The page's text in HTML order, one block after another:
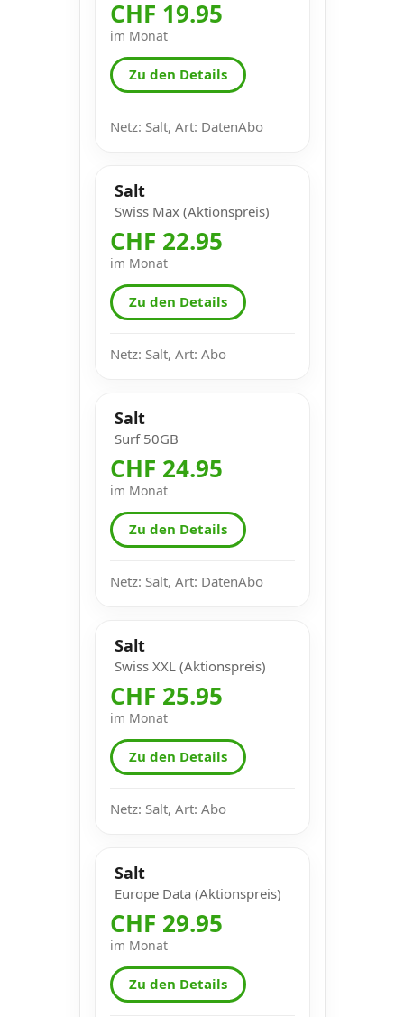
CHF 19.95
im Monat
Zu den Details
Netz: Salt, Art: DatenAbo
Salt
Swiss Max (Aktionspreis)
CHF 22.95
im Monat
Zu den Details
Netz: Salt, Art: Abo
Salt
Surf 50GB
CHF 24.95
im Monat
Zu den Details
Netz: Salt, Art: DatenAbo
Salt
Swiss XXL (Aktionspreis)
CHF 25.95
im Monat
Zu den Details
Netz: Salt, Art: Abo
Salt
Europe Data (Aktionspreis)
CHF 29.95
im Monat
Zu den Details